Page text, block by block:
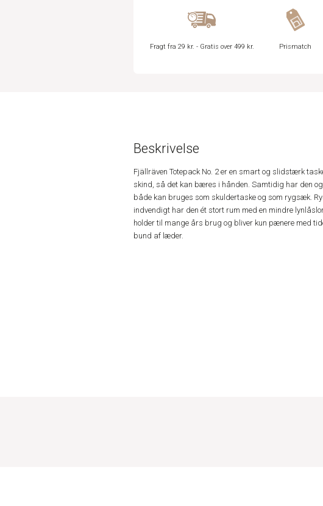
Fragt fra 29 kr. - Gratis over 499 kr. Prismatch
Beskrivelse
Fjällräven Totepack No. 2 er en smart og slidstærk
skind, så det kan bæres i hånden. Samtidig har den
både kan bruges som skuldertaske og som rygsæk.
indvendigt har den ét stort rum med en mindre
holder til mange års brug og bliver kun pænere med
bund af læder.